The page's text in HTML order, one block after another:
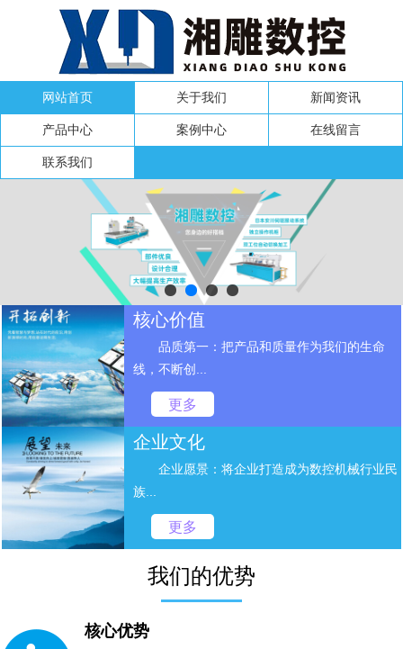
网站首页 关于我们 新闻资讯
产品中心 案例中心 在线留言
联系我们
核心价值
品质第一：把产品和质量作为我们的生命
线，不断创...
更多
企业文化
企业愿景：将企业打造成为数控机械行业民
族...
更多
我们的优势
核心优势